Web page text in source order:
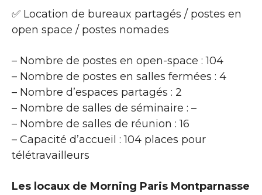
✅ Location de bureaux partagés / postes en
open space / postes nomades
– Nombre de postes en open-space : 104
– Nombre de postes en salles fermées : 4
– Nombre d’espaces partagés : 2
– Nombre de salles de séminaire : –
– Nombre de salles de réunion : 16
– Capacité d’accueil : 104 places pour
télétravailleurs
Les locaux de Morning Paris Montparnasse